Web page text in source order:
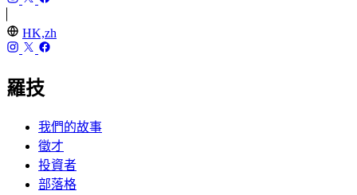
HK,zh
羅技
我們的故事
徵才
投資者
部落格